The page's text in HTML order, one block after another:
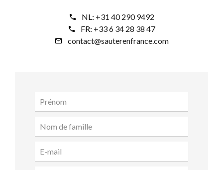
NL: +31 40 290 9492
FR: +33 6 34 28 38 47
contact@sauterenfrance.com